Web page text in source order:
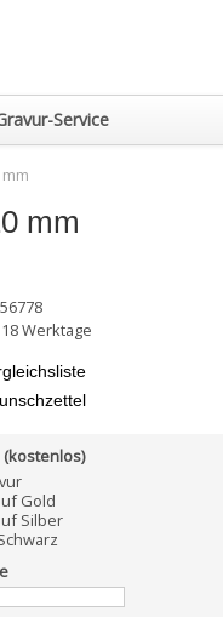
Service
mm
Werktage
Gold
Silber